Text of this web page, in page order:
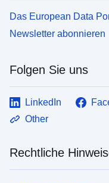
Das European Data
Newsletter abonnieren
Folgen Sie uns
LinkedIn
Other
Rechtliche